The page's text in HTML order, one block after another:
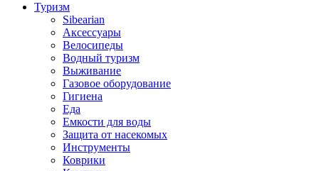
Туризм
Sibearian
Аксессуары
Велосипеды
Водный туризм
Выживание
Газовое оборудование
Гигиена
Еда
Емкости для воды
Защита от насекомых
Инструменты
Коврики